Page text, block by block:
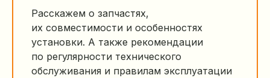
Расскажем о запчастях,
их совместимости и особенностях
установки. А также рекомендации
по регулярности технического
обслуживания и правилам эксплуатации